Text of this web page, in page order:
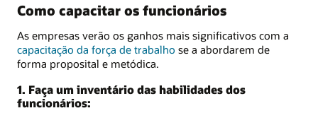
Como capacitar os funcionários
As empresas verão os ganhos mais significativos com a
capacitação da força de trabalho se a abordarem de
forma proposital e metódica.
1. Faça um inventário das habilidades dos
funcionários: